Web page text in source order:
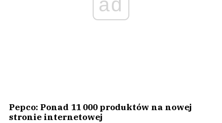
ad
Pepco: Ponad 11 000 produktów na nowej
stronie internetowej